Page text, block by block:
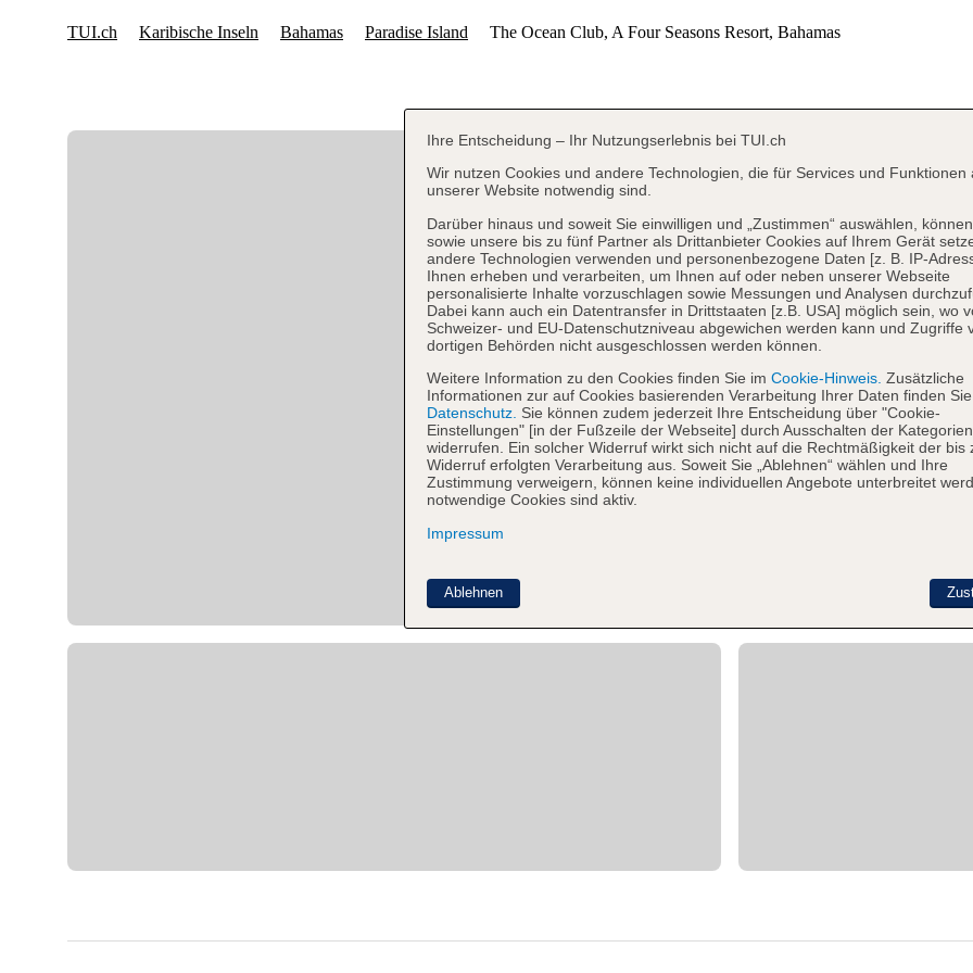
Ihre Entscheidung – Ihr Nutzungserlebnis bei TUI.ch
Wir nutzen Cookies und andere Technologien, die für Services und Funktionen
unserer Website notwendig sind.
Darüber hinaus und soweit Sie einwilligen und „Zustimmen“ auswählen,
sowie unsere bis zu fünf Partner als Drittanbieter Cookies auf Ihrem Gerät
andere Technologien verwenden und personenbezogene Daten [z. B. IP-
Ihnen erheben und verarbeiten, um Ihnen auf oder neben unserer Webseite
personalisierte Inhalte vorzuschlagen sowie Messungen und Analysen
Dabei kann auch ein Datentransfer in Drittstaaten [z.B. USA] möglich sein, wo
Schweizer- und EU-Datenschutzniveau abgewichen werden kann und Zugriffe
dortigen Behörden nicht ausgeschlossen werden können.
Weitere Information zu den Cookies finden Sie im Cookie-Hinweis. Zusätzliche
Informationen zur auf Cookies basierenden Verarbeitung Ihrer Daten finden
Datenschutz. Sie können zudem jederzeit Ihre Entscheidung über "Cookie-
Einstellungen" [in der Fußzeile der Webseite] durch Ausschalten der Kategorien
widerrufen. Ein solcher Widerruf wirkt sich nicht auf die Rechtmäßigkeit der bis
Widerruf erfolgten Verarbeitung aus. Soweit Sie „Ablehnen“ wählen und Ihre
Zustimmung verweigern, können keine individuellen Angebote unterbreitet
notwendige Cookies sind aktiv.
Impressum
Ablehnen